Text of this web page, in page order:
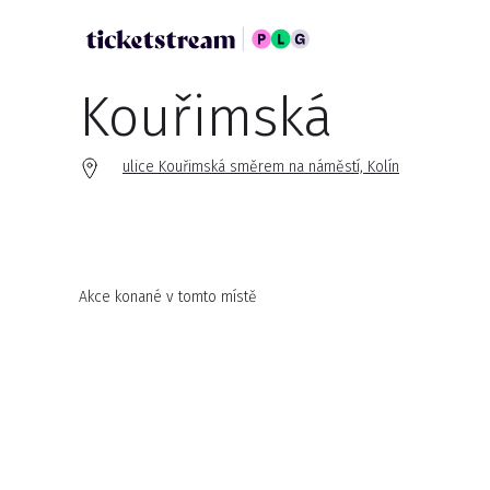
Kouřimská
ulice Kouřimská směrem na náměstí, Kolín
Akce konané v tomto místě